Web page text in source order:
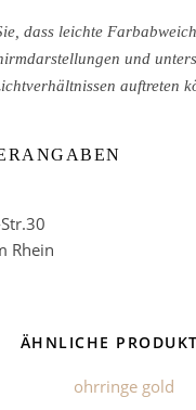
dass leichte
und
auftreten
Rhein
ÄHNLICHE